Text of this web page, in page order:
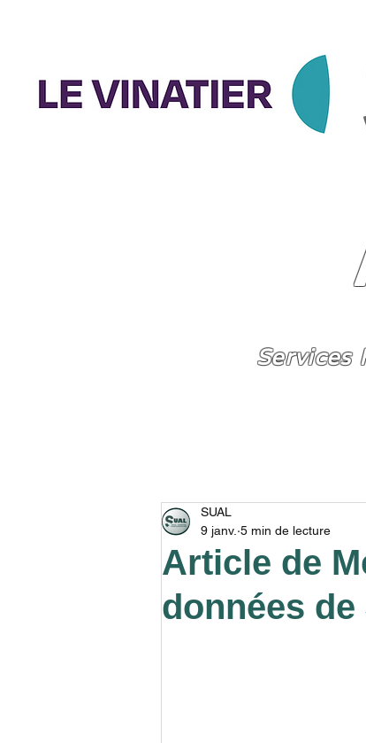
Services
Article de
données
SUAL
9 janv. 5 min de lecture